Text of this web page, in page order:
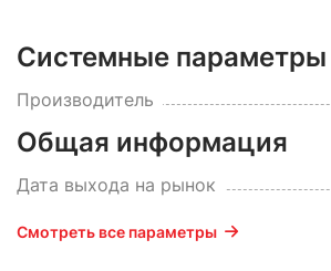
Системные параметры
Производитель
Общая информация
Дата выхода на рынок
Смотреть все параметры